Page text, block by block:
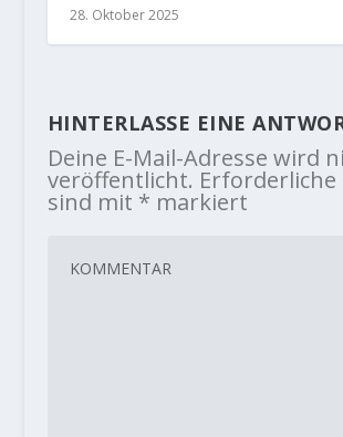
28. Oktober 2025
HINTERLASSE EINE
Deine E-Mail-Adresse wird
veröffentlicht. Erforderliche
sind mit * markiert